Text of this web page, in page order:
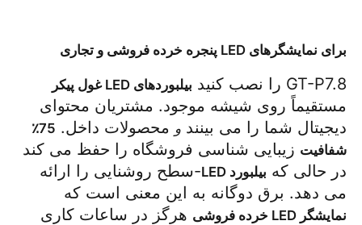
برای نمایشگرهای LED پنجره خرده فروشی و تجاری
GT-P7.8 را نصب کنید بیلبوردهای LED غول پیکر
دیجیتال شما را می بینند و محصولات داخل.
شفافیت
در حالی که بیلبورد LED
می دهد. برق دوگانه به این معنی است که
نمایشگر LED خرده فروشی